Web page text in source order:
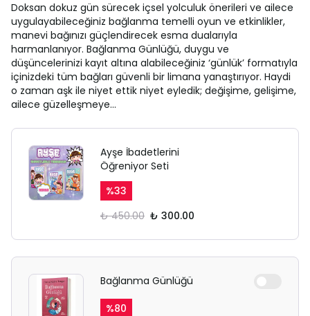
Doksan dokuz gün sürecek içsel yolculuk önerileri ve ailece
uygulayabileceğiniz bağlanma temelli oyun ve etkinlikler,
manevi bağınızı güçlendirecek esma dualarıyla
harmanlanıyor. Bağlanma Günlüğü, duygu ve
düşüncelerinizi kayıt altına alabileceğiniz ‘günlük’ formatıyla
içinizdeki tüm bağları güvenli bir limana yanaştırıyor. Haydi
o zaman aşk ile niyet ettik niyet eyledik; değişime, gelişime,
ailece güzelleşmeye…
Ayşe İbadetlerini
Öğreniyor Seti
%33
₺ 450.00 ₺ 300.00
Bağlanma Günlüğü
%80